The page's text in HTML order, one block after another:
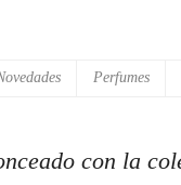
Perfumes
con la